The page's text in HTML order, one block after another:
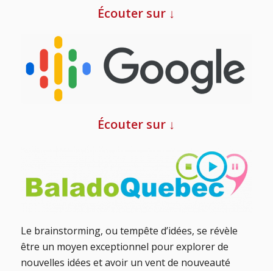
Écouter sur ↓
Écouter sur ↓
Le brainstorming, ou tempête d’idées, se révèle
être un moyen exceptionnel pour explorer de
nouvelles idées et avoir un vent de nouveauté